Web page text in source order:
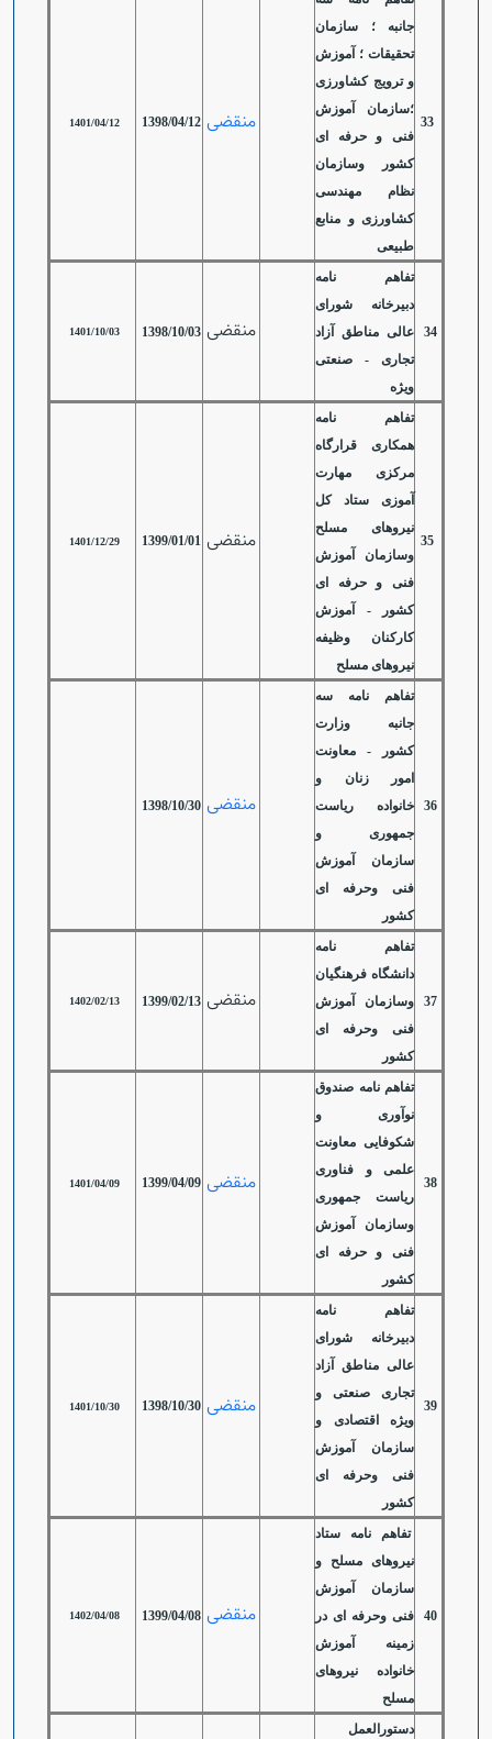
33
جانبه ؛ سازمان
تحقیقات ؛ آموزش
و ترویج کشاورزی
؛سازمان آموزش
فنی و حرفه ای
کشور وسازمان
نظام مهندسی
کشاورزی و منابع
طبیعی
منقضی 1398/04/12
1401/04/12
34
تفاهم نامه
دبیرخانه شورای
عالی مناطق آزاد
تجاری - صنعتی
ویژه
منقضی 1398/10/03
1401/10/03
35
تفاهم نامه
همکاری قرارگاه
مرکزی مهارت
آموزی ستاد کل
نیروهای مسلح
وسازمان آموزش
فنی و حرفه ای
کشور - آموزش
کارکنان وظیفه
نیروهای مسلح
منقضی 1399/01/01
1401/12/29
36
تفاهم نامه سه
جانبه وزارت
کشور - معاونت
امور زنان و
خانواده ریاست
جمهوری و
سازمان آموزش
فنی وحرفه ای
کشور
منقضی 1398/10/30
37
تفاهم نامه
دانشگاه فرهنگیان
وسازمان آموزش
فنی وحرفه ای
کشور
منقضی 1399/02/13
1402/02/13
38
تفاهم نامه صندوق
نوآوری و
شکوفایی معاونت
علمی و فناوری
ریاست جمهوری
وسازمان آموزش
فنی و حرفه ای
کشور
منقضی 1399/04/09
1401/04/09
39
تفاهم نامه
دبیرخانه شورای
عالی مناطق آزاد
تجاری صنعتی و
ویژه اقتصادی و
سازمان آموزش
فنی وحرفه ای
کشور
منقضی 1398/10/30
1401/10/30
40
تفاهم نامه ستاد
نیروهای مسلح و
سازمان آموزش
فنی وحرفه ای در
زمینه آموزش
خانواده نیروهای
مسلح
منقضی 1399/04/08
1402/04/08
دستورالعمل